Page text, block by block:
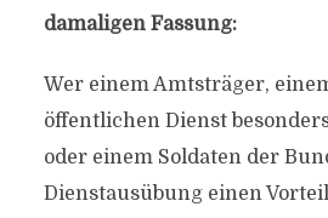
damaligen Fassung:
Wer einem Amtsträger,
öffentlichen Dienst
oder einem Soldaten der
Dienstausübung einen